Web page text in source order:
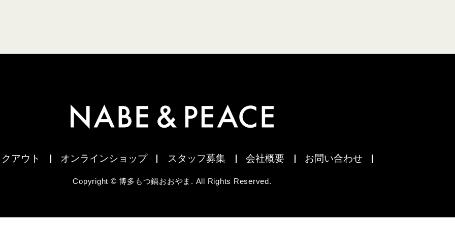
アウト オンラインショップ スタッフ募集 会社概要 お問い合わせ
Copyright © 博多もつ鍋おおやま. All Rights Reserved.